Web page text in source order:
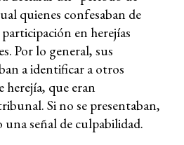
quienes confesaban de
en herejías
Por lo general, sus
a identificar a otros
herejía, que eran
Si no se presentaban,
una señal de culpabilidad.